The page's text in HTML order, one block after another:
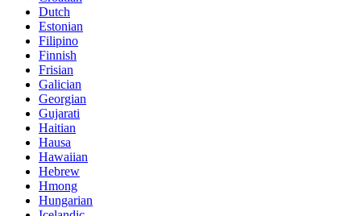
Dutch
Estonian
Filipino
Finnish
Frisian
Galician
Georgian
Gujarati
Haitian
Hausa
Hawaiian
Hebrew
Hmong
Hungarian